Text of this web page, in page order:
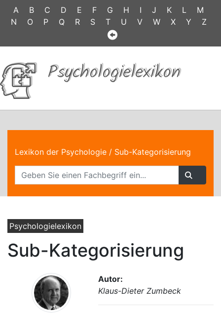
A B C D E F G H I J K L
M
N
O P Q R S T U V W X Y Z
Psychologielexikon
Lexikon der Psychologie / Sub-Kategorisierung
Psychologielexikon
Sub-Kategorisierung
Autor:
Klaus-Dieter Zumbeck